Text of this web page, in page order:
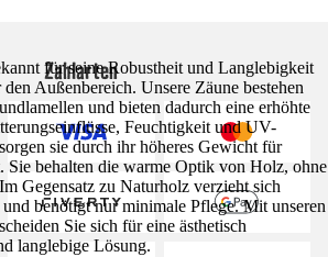
für seine Robustheit und Langlebigkeit
Außenbereich. Unsere Zäune bestehen
und bieten dadurch eine erhöhte
Feuchtigkeit und UV-
sie durch ihr höheres Gewicht für
Sie behalten die warme Optik von Holz, ohne
Gegensatz zu Naturholz verzieht sich
benötigt nur minimale Pflege. Mit unseren
Sie sich für eine ästhetisch
langlebige Lösung.
Zahlarten